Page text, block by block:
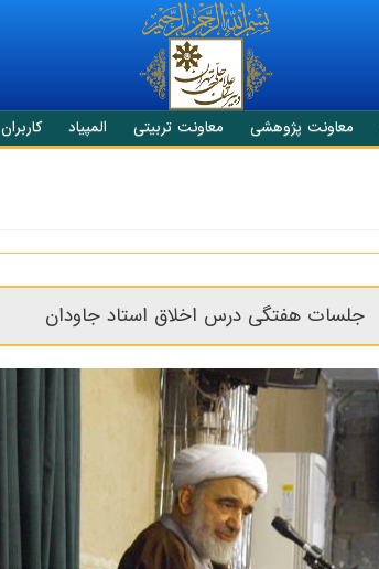
معاونت پژوهشی معاونت تربیتی المپیاد کاربران
جلسات هفتگی درس اخلاق استاد جاودان